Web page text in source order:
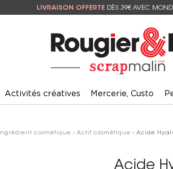
LIVRAISON OFFERTE DÈS 39€ AVEC
Activités créatives Mercerie, Custo
Ingrédient cosmétique › Actif cosmétique › Acide
Acide